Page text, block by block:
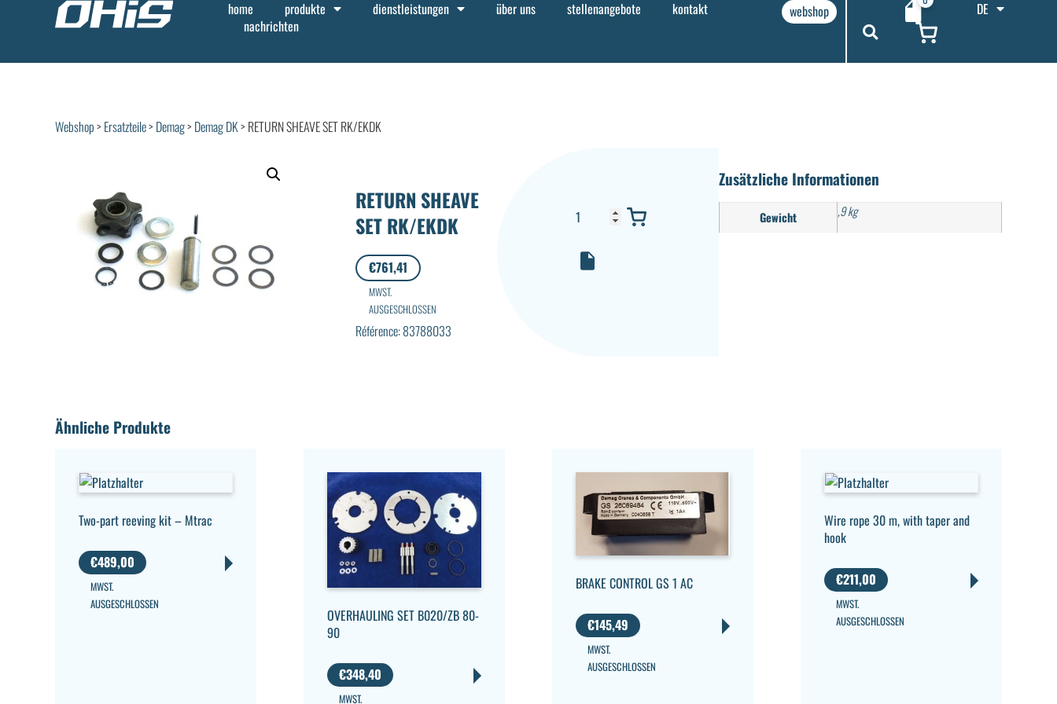
home produkte dienstleistungen über uns stellenangebote
kontakt
nachrichten
webshop DE
Webshop> Ersatzteile> Demag> Demag DK> RETURN SHEAVE SET RK/EKDK
RETURN SHEAVE
SET RK/EKDK
€761,41
MWST.
AUSGESCHLOSSEN
Référence: 83788033
Zusätzliche Informationen
Gewicht ,9 kg
Ähnliche Produkte
Two-part reeving kit – Mtrac
€489,00
MWST.
AUSGESCHLOSSEN
OVERHAULING SET B020/ZB 80-
90
€348,40
MWST.
BRAKE CONTROL GS 1 AC
€145,49
MWST.
AUSGESCHLOSSEN
Wire rope 30 m, with taper and
hook
€211,00
MWST.
AUSGESCHLOSSEN